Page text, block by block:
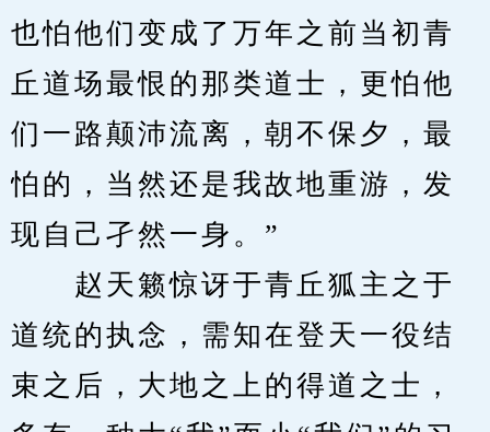
也怕他们变成了万年之前当初青
丘道场最恨的那类道士，更怕他
们一路颠沛流离，朝不保夕，最
怕的，当然还是我故地重游，发
现自己孑然一身。”
赵天籁惊讶于青丘狐主之于
道统的执念，需知在登天一役结
束之后，大地之上的得道之士，